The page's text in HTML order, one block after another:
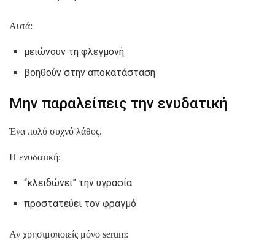
Αυτά:
μειώνουν τη φλεγμονή
βοηθούν στην αποκατάσταση
Μην παραλείπεις την ενυδατική
Ένα πολύ συχνό λάθος.
Η ενυδατική:
“κλειδώνει” την υγρασία
προστατεύει τον φραγμό
Αν χρησιμοποιείς μόνο serum: